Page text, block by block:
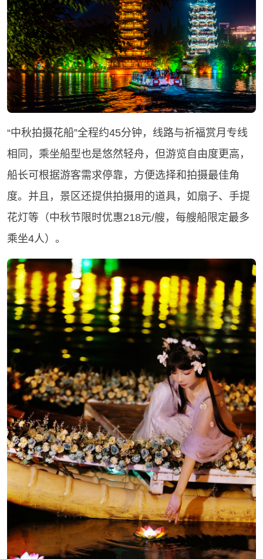
“中秋拍摄花船”全程约45分钟，线路与祈福赏月专线
相同，乘坐船型也是悠然轻舟，但游览自由度更高，
船长可根据游客需求停靠，方便选择和拍摄最佳角
度。并且，景区还提供拍摄用的道具，如扇子、手提
花灯等（中秋节限时优惠218元/艘，每艘船限定最多
乘坐4人）。